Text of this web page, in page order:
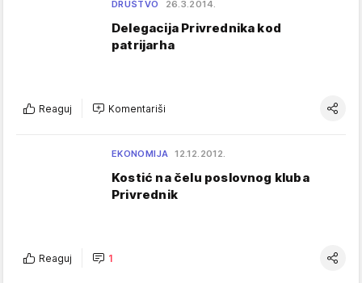
DRUŠTVO 26.3.2014.
Delegacija Privrednika kod
patrijarha
Reaguj Komentariši
EKONOMIJA 12.12.2012.
Kostić na čelu poslovnog kluba
Privrednik
Reaguj 1